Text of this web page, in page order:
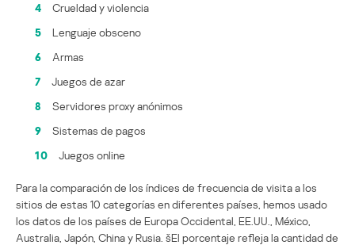
4
Crueldad y violencia
5
Lenguaje obsceno
6
Armas
7
Juegos de azar
8
Servidores proxy anónimos
9
Sistemas de pagos
10
Juegos online
Para la comparación de los índices de frecuencia de visita a los
sitios de estas 10 categorías en diferentes países, hemos usado
los datos de los países de Europa Occidental, EE.UU., México,
Australia, Japón, China y Rusia. šEl porcentaje refleja la cantidad de